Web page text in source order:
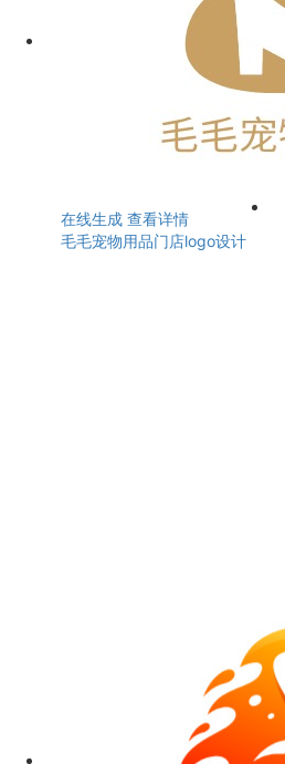
在线生成 查看详情
毛毛宠物用品门店logo设计